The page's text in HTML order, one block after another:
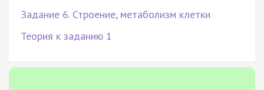
Задание 6. Строение, метаболизм клетки
Теория к заданию 1